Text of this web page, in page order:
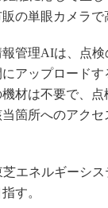
の単眼カメラで
管理AIは、点
アップロード
材は不要で、
箇所へのアク
エネルギーシ
す。